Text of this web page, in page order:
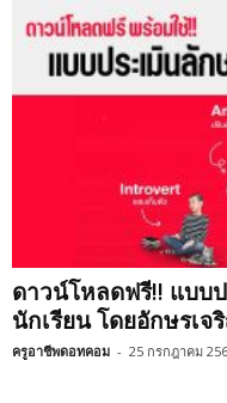
ดาวน์โหลดฟรี!! แบบ
นักเรียน โดยอักษรเ
ครูอาชีพดอทคอม - 25 กรกฎาคม